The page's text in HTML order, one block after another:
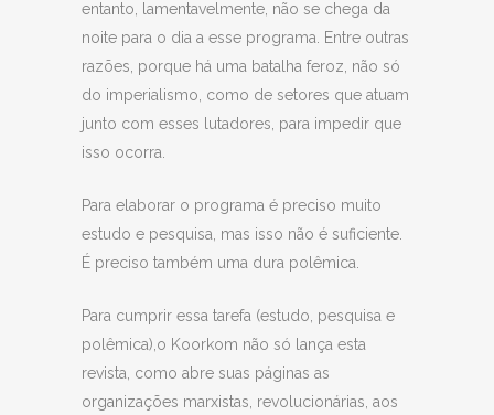
entanto, lamentavelmente, não se chega da
noite para o dia a esse programa. Entre outras
razões, porque há uma batalha feroz, não só
do imperialismo, como de setores que atuam
junto com esses lutadores, para impedir que
isso ocorra.
Para elaborar o programa é preciso muito
estudo e pesquisa, mas isso não é suficiente.
É preciso também uma dura polêmica.
Para cumprir essa tarefa (estudo, pesquisa e
polêmica),o Koorkom não só lança esta
revista, como abre suas páginas as
organizações marxistas, revolucionárias, aos